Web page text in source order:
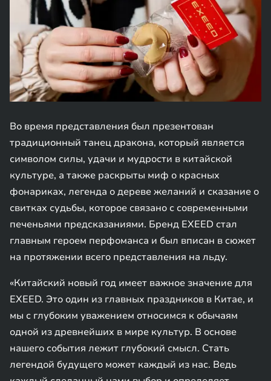
Во время представления был презентован
традиционный танец дракона, который является
символом силы, удачи и мудрости в китайской
культуре, а также раскрыты миф о красных
фонариках, легенда о дереве желаний и сказание о
свитках судьбы, которое связано с современными
печеньями предсказаниями. Бренд EXEED стал
главным героем перфоманса и был вписан в сюжет
на протяжении всего представления на льду.
«Китайский новый год имеет важное значение для
EXEED. Это один из главных праздников в Китае, и
мы с глубоким уважением относимся к обычаям
одной из древнейших в мире культур. В основе
нашего события лежит глубокий смысл. Стать
легендой будущего может каждый из нас. Ведь